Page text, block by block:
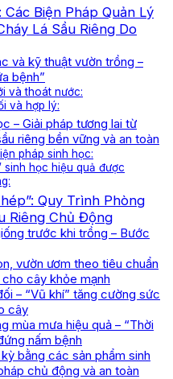
Các Biện Pháp Quản Lý
Lá Sầu Riêng Do
và kỹ thuật vườn trồng –
bệnh”
và thoát nước:
và hợp lý:
– Giải pháp tương lai từ
riêng bền vững và an toàn
pháp sinh học:
sinh học hiệu quả được
Quy Trình Phòng
Riêng Chủ Động
trước khi trồng – Bước
vườn ươm theo tiêu chuẩn
cây khỏe mạnh
– “Vũ khí” tăng cường sức
cây
mùa mưa hiệu quả – “Thời
nấm bệnh
bằng các sản phẩm sinh
chủ động và an toàn